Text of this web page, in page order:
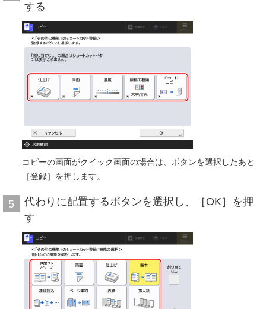
する
コピーの画面がクイック画面の場合は、ボタンを選択したあと
［登録］を押します。
5
代わりに配置するボタンを選択し、［OK］を押
す